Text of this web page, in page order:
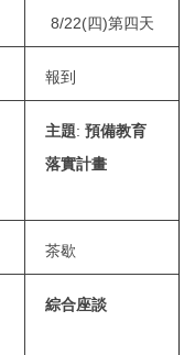
8/22(四)第四天
報到
主題:預備教育
落實計畫
茶歇
綜合座談